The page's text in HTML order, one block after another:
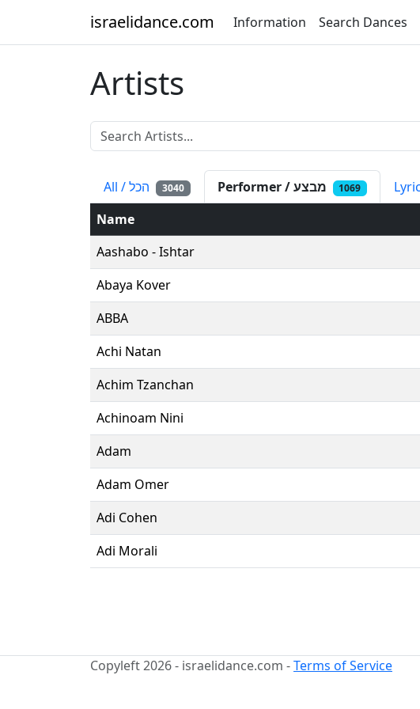
israelidance.com Information Search Dances
Artists
3040 1069
Name
Aashabo - Ishtar
Abaya Kover
ABBA
Achi Natan
Achim Tzanchan
Achinoam Nini
Adam
Adam Omer
Adi Cohen
Adi Morali
Copyleft 2026 - israelidance.com -Terms of Service